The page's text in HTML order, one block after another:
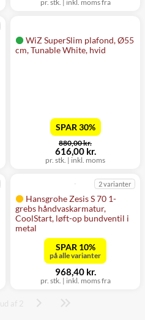
pr. stk. | inkl. moms fra
WiZ SuperSlim plafond, Ø55
cm, Tunable White, hvid
pr. stk. | inkl. moms
før
880,00 kr.
nu
616,00 kr.
SPAR 30%
Hansgrohe Zesis S 70 1-
grebs håndvaskarmatur,
CoolStart, løft-op bundventil i
metal
2 varianter
pr. stk. | inkl. moms fra
968,40 kr.
SPAR 10%
på alle varianter
Side
ud af 2